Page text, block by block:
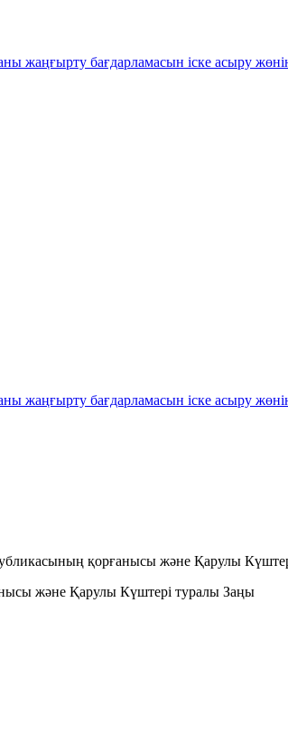
жаңғырту бағдарламасын іске асыру
жаңғырту бағдарламасын іске асыру
қорғанысы және Қарулы
және Қарулы Күштері туралы Заңы